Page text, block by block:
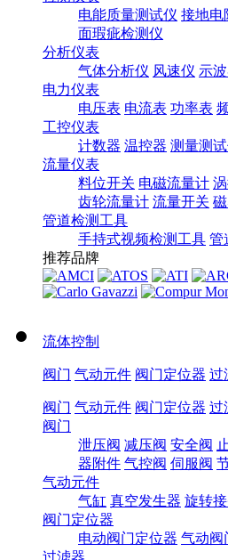
电能质量测试仪 接地电
面瑕疵检测仪
分析仪表
气体分析仪 风速仪 示
电力仪表
电压表 电流表 功率表
工控仪表
计数器 温控器 测量测
流量仪表
料位开关 电磁流量计
齿轮流量计 流量开关
管道检测工具
手持式视频检测工具 管
推荐品牌
流体控制
阀门 气动元件 阀门定位器 过
阀门 气动元件 阀门定位器 过
阀门
泄压阀 减压阀 安全阀
器附件 气控阀 伺服阀
气动元件
气缸 真空发生器 旋转
阀门定位器
电动阀门定位器 气动阀
过滤器